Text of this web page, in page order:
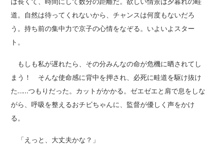
道。自然は待ってくれないから、チャンスは何度もないだろ
う。持ち前の集中力で京子の心情をなぞる。いよいよスター
ト。
もしも私が遅れたら、その分みんなの命が危機に晒されてし
まう！ そんな使命感に背中を押され、必死に畦道を駆け抜け
た……つもりだった。カットがかかる。ゼエゼエと肩で息をしな
がら、呼吸を整えるおチビちゃんに、監督が優しく声をかけ
る。
「えっと、大丈夫かな？」